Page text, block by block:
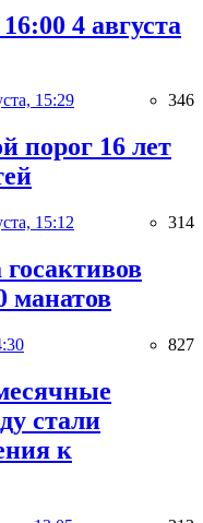
4 августа
15:29 346
порог 16 лет
15:12 314
манатов
827
стали
к